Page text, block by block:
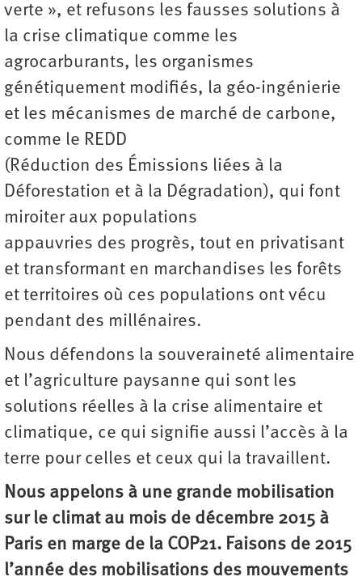
verte », et refusons les fausses solutions à
la crise climatique comme les
agrocarburants, les organismes
génétiquement modifiés, la géo-ingénierie
et les mécanismes de marché de carbone,
comme le REDD
(Réduction des Émissions liées à la
Déforestation et à la Dégradation), qui font
miroiter aux populations
appauvries des progrès, tout en privatisant
et transformant en marchandises les forêts
et territoires où ces populations ont vécu
pendant des millénaires.
Nous défendons la souveraineté alimentaire
et l’agriculture paysanne qui sont les
solutions réelles à la crise alimentaire et
climatique, ce qui signifie aussi l’accès à la
terre pour celles et ceux qui la travaillent.
Nous appelons à une grande mobilisation
sur le climat au mois de décembre 2015 à
Paris en marge de la COP21. Faisons de 2015
l’année des mobilisations des mouvements